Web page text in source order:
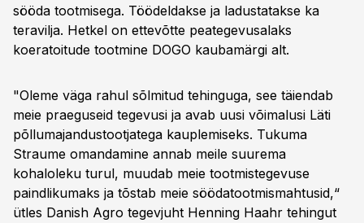
sööda tootmisega. Töödeldakse ja ladustatakse ka
teravilja. Hetkel on ettevõtte peategevusalaks
koeratoitude tootmine DOGO kaubamärgi alt.
"Oleme väga rahul sõlmitud tehinguga, see täiendab
meie praeguseid tegevusi ja avab uusi võimalusi Läti
põllumajandustootjatega kauplemiseks. Tukuma
Straume omandamine annab meile suurema
kohaloleku turul, muudab meie tootmistegevuse
paindlikumaks ja tõstab meie söödatootmismahtusid,“
ütles Danish Agro tegevjuht Henning Haahr tehingut